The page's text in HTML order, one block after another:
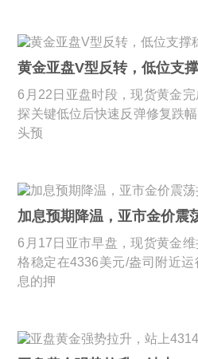
黄金亚盘V型反转，低位支
6月22日亚盘时段，现货黄金
探关键低位后快速反弹修复跌
头预
加息预期降温，亚市金价震
6月17日亚市早盘，现货黄金
格稳定在4336美元/盎司附近
息的押